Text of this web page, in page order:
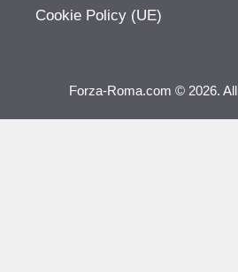
Cookie Policy (UE)
Forza-Roma.com © 2026.